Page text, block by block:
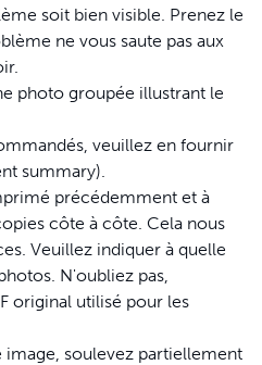
soit bien visible. Prenez le
ne vous saute pas aux
photo groupée illustrant le
veuillez en fournir
summary).
précédemment et à
côte à côte. Cela nous
Veuillez indiquer à quelle
N'oubliez pas,
original utilisé pour les
soulevez partiellement